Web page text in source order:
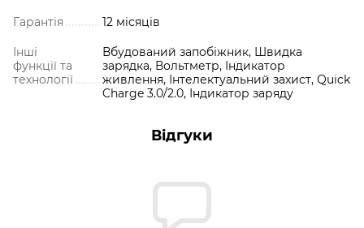
Гарантія 12 місяців
Інші
функції та
технології
Вбудований запобіжник, Швидка
зарядка, Вольтметр, Індикатор
живлення, Інтелектуальний захист, Quick
Charge 3.0/2.0, Індикатор заряду
Відгуки